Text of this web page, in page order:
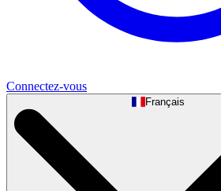
Connectez-vous
Français